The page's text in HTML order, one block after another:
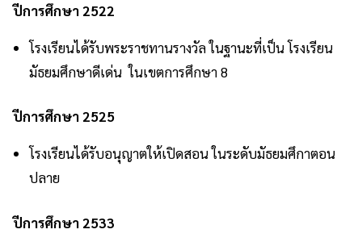
ปีการศึกษา 2522
โรงเรียนได้รับพระราชทานรางวัล ในฐานะที่เป็น โรงเรียน
มัธยมศึกษาดีเด่น ในเขตการศึกษา 8
ปีการศึกษา 2525
โรงเรียนได้รับอนุญาตให้เปิดสอน ในระดับมัธยมศึกาตอน
ปลาย
ปีการศึกษา 2533